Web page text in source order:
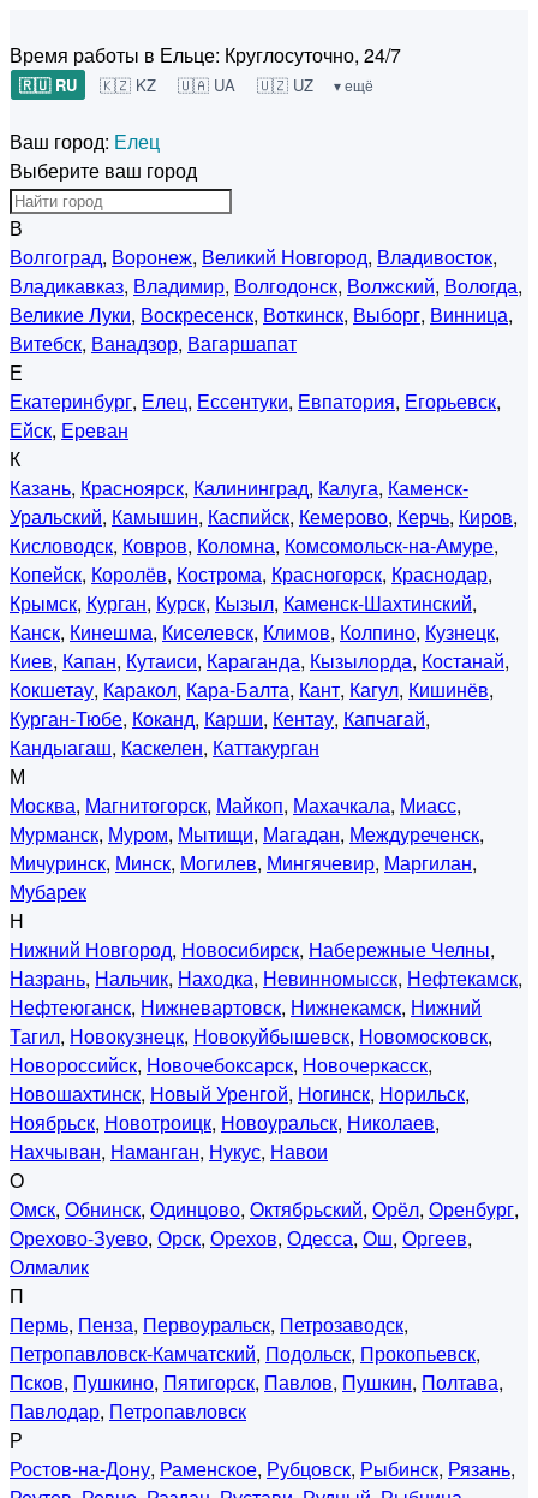
Время работы в Ельце: Круглосуточно, 24/7
🇷🇺 RU 🇰🇿 KZ 🇺🇦 UA 🇺🇿 UZ ▾ ещё
Ваш город: Елец
Выберите ваш город
В
Волгоград, Воронеж, Великий Новгород, Владивосток,
Владикавказ, Владимир, Волгодонск, Волжский, Вологда,
Великие Луки, Воскресенск, Воткинск, Выборг, Винница,
Витебск, Ванадзор, Вагаршапат
Е
Екатеринбург, Елец, Ессентуки, Евпатория, Егорьевск,
Ейск, Ереван
К
Казань, Красноярск, Калининград, Калуга, Каменск-
Уральский, Камышин, Каспийск, Кемерово, Керчь, Киров,
Кисловодск, Ковров, Коломна, Комсомольск-на-Амуре,
Копейск, Королёв, Кострома, Красногорск, Краснодар,
Крымск, Курган, Курск, Кызыл, Каменск-Шахтинский,
Канск, Кинешма, Киселевск, Климов, Колпино, Кузнецк,
Киев, Капан, Кутаиси, Караганда, Кызылорда, Костанай,
Кокшетау, Каракол, Кара-Балта, Кант, Кагул, Кишинёв,
Курган-Тюбе, Коканд, Карши, Кентау, Капчагай,
Кандыагаш, Каскелен, Каттакурган
М
Москва, Магнитогорск, Майкоп, Махачкала, Миасс,
Мурманск, Муром, Мытищи, Магадан, Междуреченск,
Мичуринск, Минск, Могилев, Мингячевир, Маргилан,
Мубарек
Н
Нижний Новгород, Новосибирск, Набережные Челны,
Назрань, Нальчик, Находка, Невинномысск, Нефтекамск,
Нефтеюганск, Нижневартовск, Нижнекамск, Нижний
Тагил, Новокузнецк, Новокуйбышевск, Новомосковск,
Новороссийск, Новочебоксарск, Новочеркасск,
Новошахтинск, Новый Уренгой, Ногинск, Норильск,
Ноябрьск, Новотроицк, Новоуральск, Николаев,
Нахчыван, Наманган, Нукус, Навои
О
Омск, Обнинск, Одинцово, Октябрьский, Орёл, Оренбург,
Орехово-Зуево, Орск, Орехов, Одесса, Ош, Оргеев,
Олмалик
П
Пермь, Пенза, Первоуральск, Петрозаводск,
Петропавловск-Камчатский, Подольск, Прокопьевск,
Псков, Пушкино, Пятигорск, Павлов, Пушкин, Полтава,
Павлодар, Петропавловск
Р
Ростов-на-Дону, Раменское, Рубцовск, Рыбинск, Рязань,